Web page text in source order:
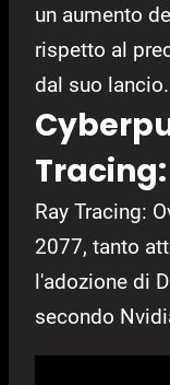
un aumento
rispetto al
dal suo lancio.
Ray Tracing:
2077, tanto
l'adozione di
secondo